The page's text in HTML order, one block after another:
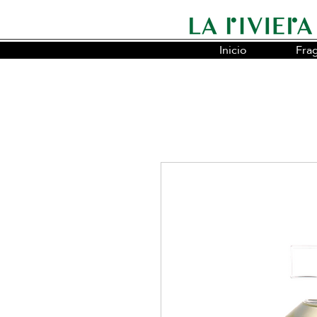
Somos la cadena líder en
Inicio